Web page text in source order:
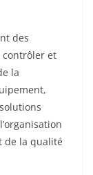
des
contrôler et
la
de la qualité